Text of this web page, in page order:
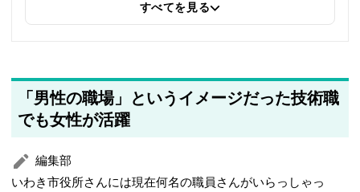
2025年5月21日
すべてを見る
「男性の職場」というイメージだった技術職
でも女性が活躍
編集部
いわき市役所さんには現在何名の職員さんがいらっしゃっ